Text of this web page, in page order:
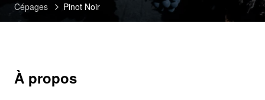
Cépages Pinot Noir
À propos